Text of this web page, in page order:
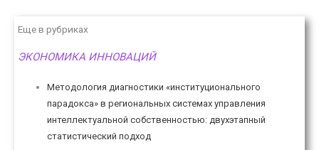
Еще в рубриках
ЭКОНОМИКА ИННОВАЦИЙ
Методология диагностики «институционального
парадокса» в региональных системах управления
интеллектуальной собственностью: двухэтапный
статистический подход